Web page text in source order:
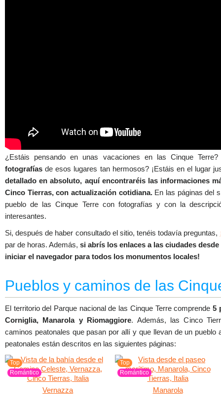
¿Estáis pensando en unas vacaciones en las Cinque
fotografías de esos lugares tan hermosos? ¡Estáis en el lugar
detallado en absoluto, aquí encontraréis las informaciones
Cinco Tierras, con actualización cotidiana.En las páginas del
pueblo de las Cinque Terre con fotografías y con la
interesantes.
Si, después de haber consultado el sitio, tenéis todavía preguntas,
par de horas. Además, si abrís los enlaces a las ciudades
iniciar el navegador para todos los monumentos locales!
Pueblos y caminos de las
El territorio del Parque nacional de las Cinque Terre comprende 5
Corniglia, Manarola y Riomaggiore. Además, las Cinco
caminos peatonales que pasan por allí y que llevan de un
peatonales están descritos en las siguientes páginas:
Top
Romántico
Vernazza
Top
Romántico
Manarola